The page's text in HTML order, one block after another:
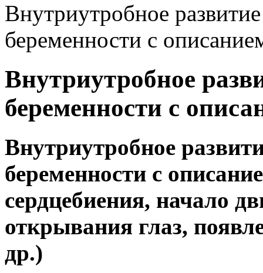
Внутриутробное
беременности с
Внутриутробное
беременности с
Внутриутробное
беременности с
сердцебиения, начало
открывания глаз,
др.)